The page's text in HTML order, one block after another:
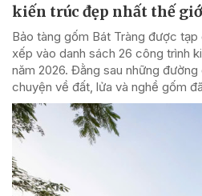
kiến trúc đẹp nhất thế
Bảo tàng gốm Bát Tràng được
xếp vào danh sách 26 công trình
năm 2026. Đằng sau những
chuyện về đất, lửa và nghề gốm